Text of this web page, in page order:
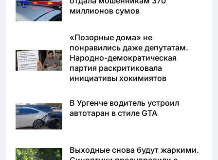
миллионов сумов
«Позорные дома» не
понравились даже депутатам.
Народно-демократическая
партия раскритиковала
инициативы хокимиятов
В Ургенче водитель устроил
автотаран в стиле GTA
Выходные снова будут жаркими.